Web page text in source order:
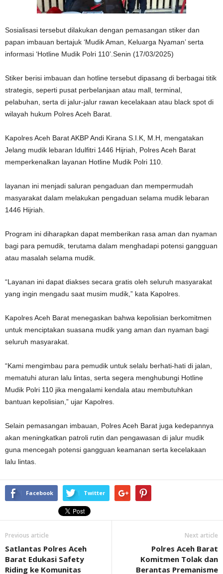
Sosialisasi tersebut dilakukan dengan pemasangan stiker dan
papan imbauan bertajuk ‘Mudik Aman, Keluarga Nyaman’ serta
informasi ‘Hotline Mudik Polri 110’.Senin (17/03/2025)
Stiker berisi imbauan dan hotline tersebut dipasang di berbagai titik
strategis, seperti pusat perbelanjaan atau mall, terminal,
pelabuhan, serta di jalur-jalur rawan kecelakaan atau black spot di
wilayah hukum Polres Aceh Barat.
Kapolres Aceh Barat AKBP Andi Kirana S.I.K, M.H, mengatakan
Jelang mudik lebaran Idulfitri 1446 Hijriah, Polres Aceh Barat
memperkenalkan layanan Hotline Mudik Polri 110.
layanan ini menjadi saluran pengaduan dan mempermudah
masyarakat dalam melakukan pengaduan selama mudik lebaran
1446 Hijriah.
Program ini diharapkan dapat memberikan rasa aman dan nyaman
bagi para pemudik, terutama dalam menghadapi potensi gangguan
atau masalah selama mudik.
“Layanan ini dapat diakses secara gratis oleh seluruh masyarakat
yang ingin mengadu saat musim mudik,” kata Kapolres.
Kapolres Aceh Barat menegaskan bahwa kepolisian berkomitmen
untuk menciptakan suasana mudik yang aman dan nyaman bagi
seluruh masyarakat.
“Kami mengimbau para pemudik untuk selalu berhati-hati di jalan,
mematuhi aturan lalu lintas, serta segera menghubungi Hotline
Mudik Polri 110 jika mengalami kendala atau membutuhkan
bantuan kepolisian,” ujar Kapolres.
Selain pemasangan imbauan, Polres Aceh Barat juga kedepannya
akan meningkatkan patroli rutin dan pengawasan di jalur mudik
guna mencegah potensi gangguan keamanan serta kecelakaan
lalu lintas.
Facebook Twitter
Previous article
Satlantas Polres Aceh
Barat Edukasi Safety
Riding ke Komunitas
Next article
Polres Aceh Barat
Komitmen Tolak dan
Berantas Premanisme